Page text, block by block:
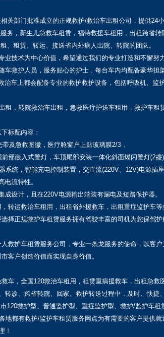
关部门批准成立的正规救护/救治车出租公司，提供24
务，新生儿急救车租赁，福特救援车租用，出租跨省
、租赁、转运、接送省内外病人出院、转院的团队。
业技术为中心价值，希望通过我们的专业打造和不懈努
车救护人员，服务贴心的护士，每台车内均配备豪华
治车上都会配备专业的救护救护设备，包括呼吸机、
租，转院救治车出租，急救医疗护送车租用，救护车
标配内容：
及急救图徽，医疗舱窗户上贴玻璃膜2/3，
部嵌入式警灯，车顶尾部安装一体化斜面爆闪警灯(2
系统，智能充电控制装置，交直流(220V、12V)电源插座
电流特性。
成设计，且在220V电源输出端装有漏电及短路保护器。
转运救治车租用，出租省外援救车，出租重症监护车
择正规救护车租赁服务拥有驾驶丰富的司机为您保驾
救护车租赁服务公司，专业一条龙服务的使命，以客
客户创造价值而实现自身价值。
车，全国120救治车租用，租赁重病援救车，出租急救
转诊、跨省转院、回家、救护转送过程中，及时、快捷
120救护型、普通监护型、重症监护型、救护/监护车
地都有救护/监护车租赁服务网点为有需要的客户提供就
！